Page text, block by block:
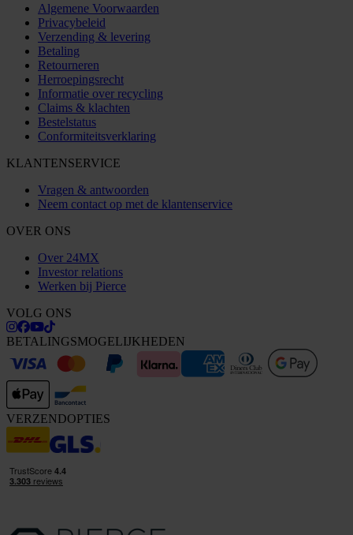
Algemene Voorwaarden
Privacybeleid
Verzending & levering
Betaling
Retourneren
Herroepingsrecht
Informatie over recycling
Claims & klachten
Bestelstatus
Conformiteitsverklaring
KLANTENSERVICE
Vragen & antwoorden
Neem contact op met de klantenservice
OVER ONS
Over 24MX
Investor relations
Werken bij Pierce
VOLG ONS
BETALINGSMOGELIJKHEDEN
VERZENDOPTIES